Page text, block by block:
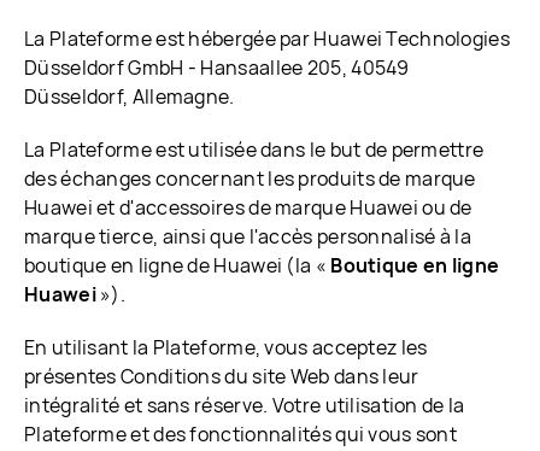
La Plateforme est hébergée par Huawei Technologies
Düsseldorf GmbH - Hansaallee 205, 40549
Düsseldorf, Allemagne.
La Plateforme est utilisée dans le but de permettre
des échanges concernant les produits de marque
Huawei et d'accessoires de marque Huawei ou de
marque tierce, ainsi que l'accès personnalisé à la
boutique en ligne de Huawei (la « Boutique en ligne
Huawei»).
En utilisant la Plateforme, vous acceptez les
présentes Conditions du site Web dans leur
intégralité et sans réserve. Votre utilisation de la
Plateforme et des fonctionnalités qui vous sont